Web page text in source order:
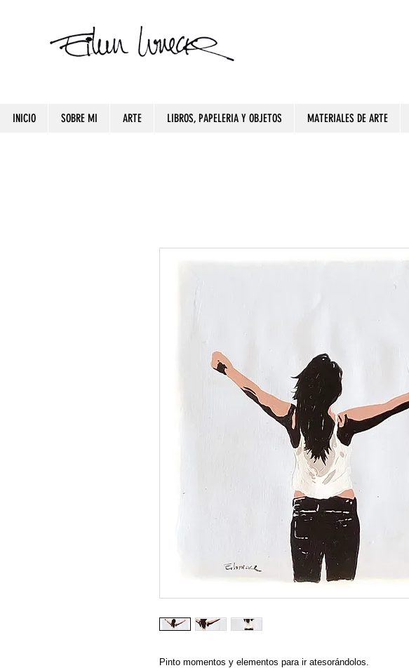
INICIO SOBRE MI ARTE LIBROS, PAPELERIA Y OBJETOS MATERIALES DE ARTE
Pinto momentos y elementos para ir atesorándolos.